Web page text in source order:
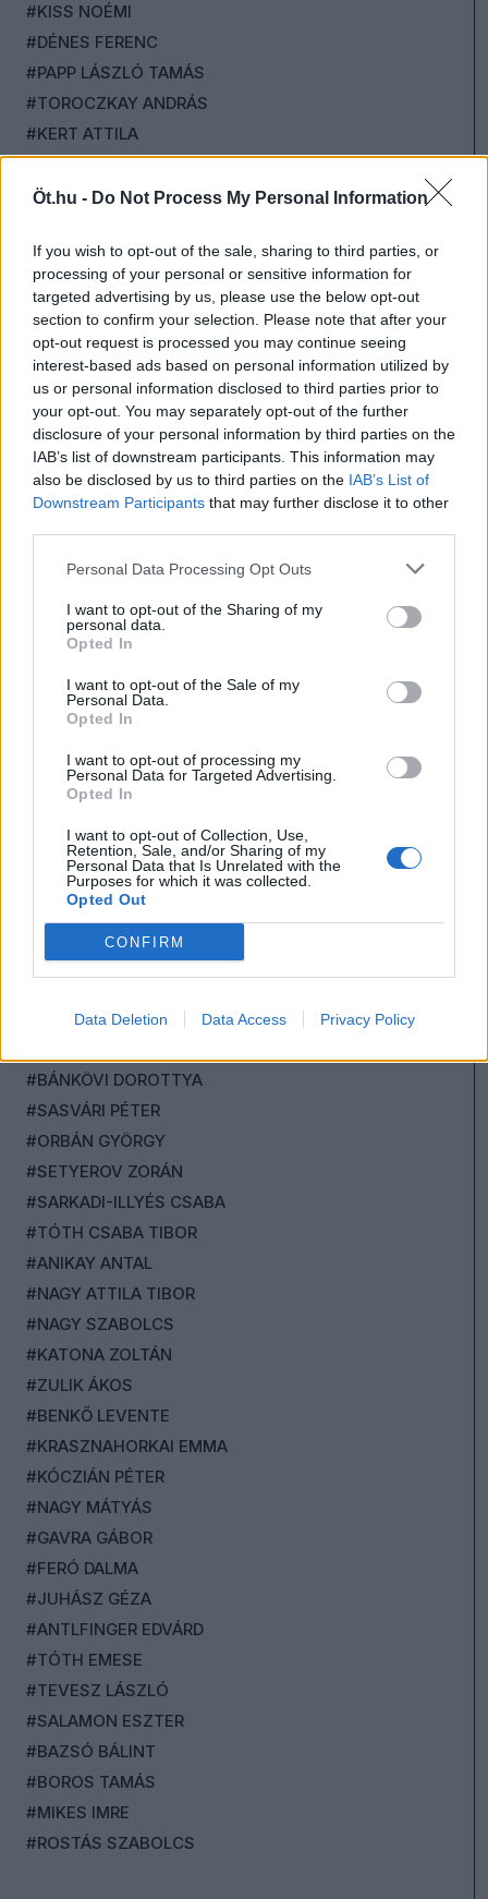
Öt.hu - Do Not Process My Personal Information
If you wish to opt-out of the sale, sharing to third parties, or
processing of your personal or sensitive information for
targeted advertising by us, please use the below opt-out
section to confirm your selection. Please note that after your
opt-out request is processed you may continue seeing
interest-based ads based on personal information utilized by
us or personal information disclosed to third parties prior to
your opt-out. You may separately opt-out of the further
disclosure of your personal information by third parties on the
IAB’s list of downstream participants. This information may
also be disclosed by us to third parties on the IAB’s List of
Downstream Participants that may further disclose it to other
Personal Data Processing Opt Outs
I want to opt-out of the Sharing of my
personal data.
Opted In
I want to opt-out of the Sale of my
Personal Data.
Opted In
I want to opt-out of processing my
Personal Data for Targeted Advertising.
Opted In
I want to opt-out of Collection, Use,
Retention, Sale, and/or Sharing of my
Personal Data that Is Unrelated with the
Purposes for which it was collected.
Opted Out
CONFIRM
Data Deletion Data Access Privacy Policy
#KISS NOÉMI
#DÉNES FERENC
#PAPP LÁSZLÓ TAMÁS
#TOROCZKAY ANDRÁS
#KERT ATTILA
#CSUTAK ZSOLT
#MEGADJA GÁBOR
#KOVÁCS TIBOR
#NÉMETH RÓBERT
#KOLLÁR ÁRPÁD
#ZDENYÁK JÓZSEF
#SCHILLINGER GYÖNGYVÉR
#SZABÓ BORBÁLA
#DR. RATIUS
#DOBROWIECKI PÉTER
#MÁTÉ GERGŐ
#JÁNOSSY ANDRÁS
#ORCSIK ROLAND
#ANDRÉ FERENC
#PUROSZ LEONIDASZ
#RÓTH ELZA
#PORTÖRŐ PÉTER
#RÁTOSI MILÁN
#FONAY TAMÁS
#SABATER
#FELCSER V. ÖRS
#TÓTH CSABA
#NAGY PÁL
#UJVÁRI BARBARA
#RADNÓTI ZOLTÁN
#BÁNKÖVI DOROTTYA
#SASVÁRI PÉTER
#ORBÁN GYÖRGY
#SETYEROV ZORÁN
#SARKADI-ILLYÉS CSABA
#TÓTH CSABA TIBOR
#ANIKAY ANTAL
#NAGY ATTILA TIBOR
#NAGY SZABOLCS
#KATONA ZOLTÁN
#ZULIK ÁKOS
#BENKŐ LEVENTE
#KRASZNAHORKAI EMMA
#KÓCZIÁN PÉTER
#NAGY MÁTYÁS
#GAVRA GÁBOR
#FERÓ DALMA
#JUHÁSZ GÉZA
#ANTLFINGER EDVÁRD
#TÓTH EMESE
#TEVESZ LÁSZLÓ
#SALAMON ESZTER
#BAZSÓ BÁLINT
#BOROS TAMÁS
#MIKES IMRE
#ROSTÁS SZABOLCS